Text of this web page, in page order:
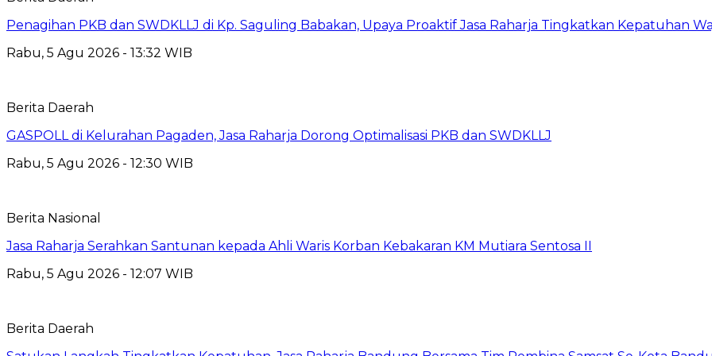
Penagihan PKB dan SWDKLLJ di Kp. Saguling Babakan, Upaya Proaktif Jasa Raharja Tingkatkan Kepatuhan
Rabu, 5 Agu 2026 - 13:32 WIB
Berita Daerah
GASPOLL di Kelurahan Pagaden, Jasa Raharja Dorong Optimalisasi PKB dan SWDKLLJ
Rabu, 5 Agu 2026 - 12:30 WIB
Berita Nasional
Jasa Raharja Serahkan Santunan kepada Ahli Waris Korban Kebakaran KM Mutiara Sentosa II
Rabu, 5 Agu 2026 - 12:07 WIB
Berita Daerah